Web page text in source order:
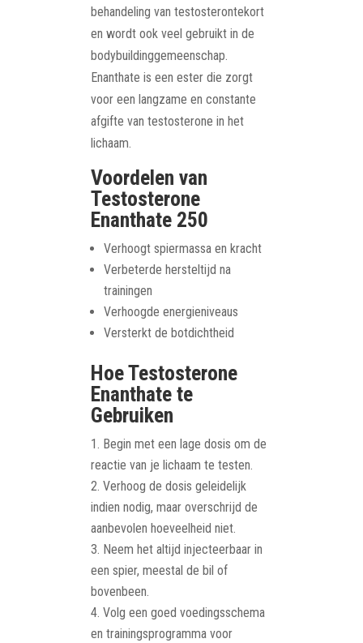
behandeling van testosterontekort
en wordt ook veel gebruikt in de
bodybuildinggemeenschap.
Enanthate is een ester die zorgt
voor een langzame en constante
afgifte van testosterone in het
lichaam.
Voordelen van
Testosterone
Enanthate 250
Verhoogt spiermassa en kracht
Verbeterde hersteltijd na
trainingen
Verhoogde energieniveaus
Versterkt de botdichtheid
Hoe Testosterone
Enanthate te
Gebruiken
Begin met een lage dosis om de
reactie van je lichaam te testen.
Verhoog de dosis geleidelijk
indien nodig, maar overschrijd de
aanbevolen hoeveelheid niet.
Neem het altijd injecteerbaar in
een spier, meestal de bil of
bovenbeen.
Volg een goed voedingsschema
en trainingsprogramma voor